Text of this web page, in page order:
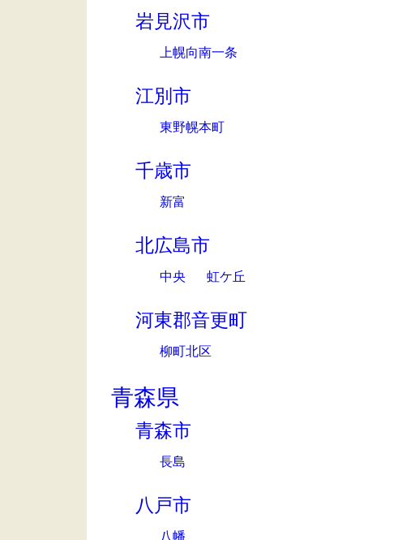
岩見沢市
上幌向南一条
江別市
東野幌本町
千歳市
新富
北広島市
中央 虹ケ丘
河東郡音更町
柳町北区
青森県
青森市
長島
八戸市
八幡